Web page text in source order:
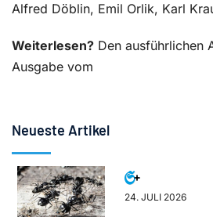
Alfred Döblin, Emil Orlik, Karl
Weiterlesen? Den ausführlichen
Ausgabe vom
Neueste Artikel
24. JULI 2026